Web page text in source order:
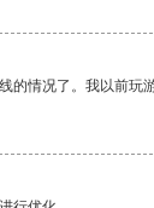
情况了。我以前玩